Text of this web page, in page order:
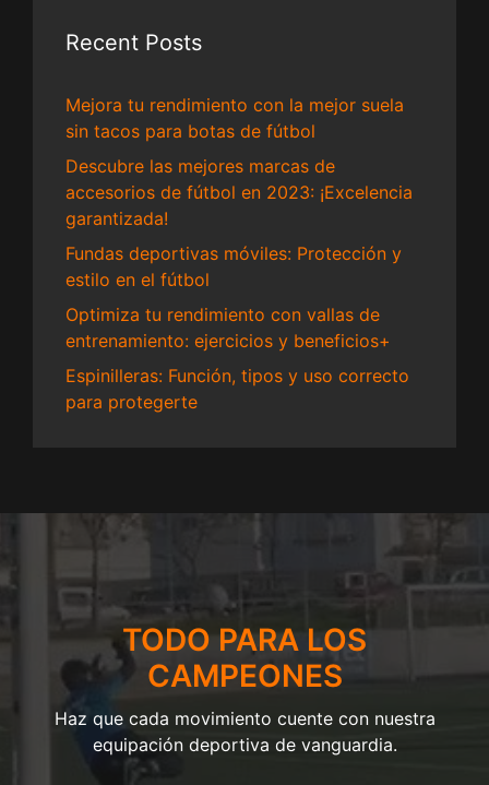
Recent Posts
Mejora tu rendimiento con la mejor suela
sin tacos para botas de fútbol
Descubre las mejores marcas de
accesorios de fútbol en 2023: ¡Excelencia
garantizada!
Fundas deportivas móviles: Protección y
estilo en el fútbol
Optimiza tu rendimiento con vallas de
entrenamiento: ejercicios y beneficios+
Espinilleras: Función, tipos y uso correcto
para protegerte
TODO PARA LOS
CAMPEONES
Haz que cada movimiento cuente con nuestra
equipación deportiva de vanguardia.